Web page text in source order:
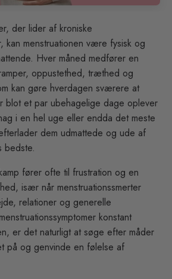
der lider af kroniske
kan menstruationen være fysisk og
Hver måned medfører en
oppustethed, træthed og
kan gøre hverdagen sværere at
blot et par ubehagelige dage oplever
i en hel uge eller endda det meste
dem udmattede og ude af
bedste.
fører ofte til frustration og en
især når menstruationssmerter
relationer og generelle
konstant
er det naturligt at søge efter måder
på og genvinde en følelse af